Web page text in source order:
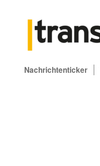
Nachrichtenticker